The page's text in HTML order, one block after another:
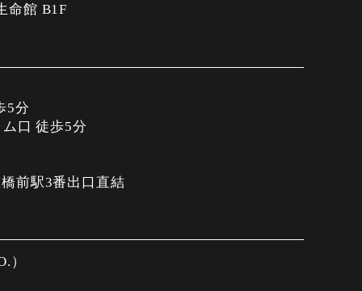
命館 B1F
5分
口 徒歩5分
前駅3番出口直結
）